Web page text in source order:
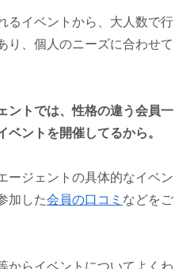
るイベントから、大人数で行
り、個人のニーズに合わせて
ントでは、性格の違う会員一
ベントを開催してるから。
ージェントの具体的なイベン
加した会員の口コミ などをご
からイベントについてよくわ